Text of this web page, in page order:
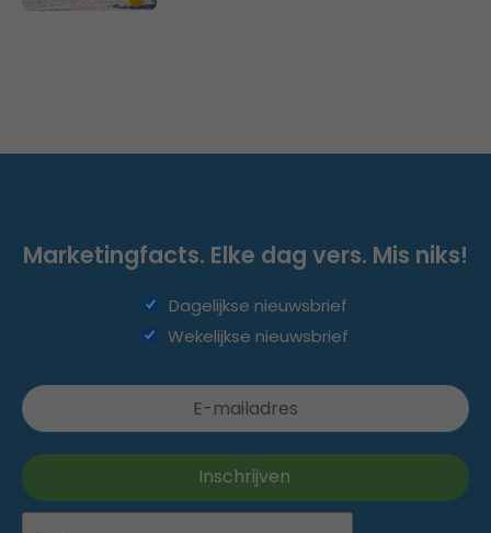
Marketingfacts. Elke dag vers. Mis niks!
Dagelijkse nieuwsbrief
Wekelijkse nieuwsbrief